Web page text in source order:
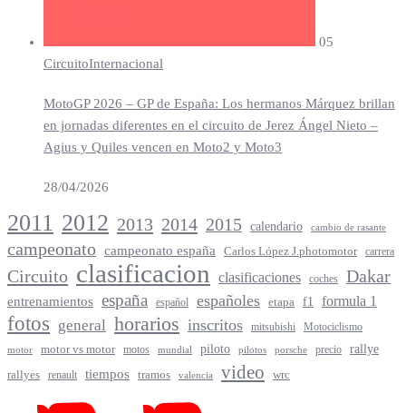
05
CircuitoInternacional
MotoGP 2026 – GP de España: Los hermanos Márquez brillan
en jornadas diferentes en el circuito de Jerez Ángel Nieto –
Agius y Quiles vencen en Moto2 y Moto3
28/04/2026
2011 2012 2013 2014 2015 calendario cambio de rasante
campeonato campeonato españa Carlos López J.photomotor carrera
Circuito clasificacion clasificaciones coches Dakar
entrenamientos españa español españoles etapa f1 formula 1
fotos general horarios inscritos mitsubishi Motociclismo
motor motor vs motor motos mundial piloto pilotos porsche precio rallye
rallyes renault tiempos tramos valencia video wrc